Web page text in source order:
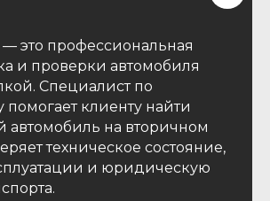
это профессиональная
и проверки автомобиля
Специалист по
помогает клиенту найти
автомобиль на вторичном
техническое состояние,
и юридическую